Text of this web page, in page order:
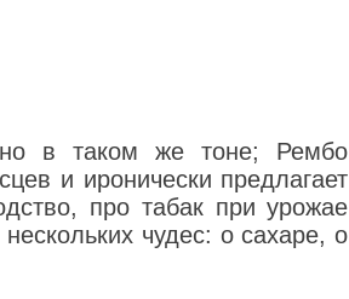
в таком же тоне; Рембо
и иронически предлагает
про табак при урожае
чудес: о сахаре, о